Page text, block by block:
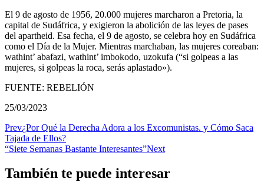
El 9 de agosto de 1956, 20.000 mujeres marcharon a Pretoria, la
capital de Sudáfrica, y exigieron la abolición de las leyes de pases
del apartheid. Esa fecha, el 9 de agosto, se celebra hoy en Sudáfrica
como el Día de la Mujer. Mientras marchaban, las mujeres coreaban:
wathint’ abafazi, wathint’ imbokodo, uzokufa (“si golpeas a las
mujeres, si golpeas la roca, serás aplastado»).
FUENTE: REBELIÓN
25/03/2023
Prev¿Por Qué la Derecha Adora a los Excomunistas. y Cómo Saca
Tajada de Ellos?
“Siete Semanas Bastante Interesantes”Next
También te puede interesar